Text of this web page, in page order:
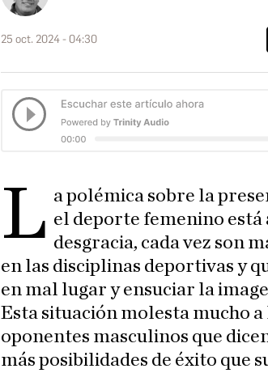
25 oct. 2024 - 04:30
L a polémica sobre la
el deporte femenino está
desgracia, cada vez son
en las disciplinas deportivas y
en mal lugar y ensuciar la
Esta situación molesta mucho
oponentes masculinos que
más posibilidades de éxito que